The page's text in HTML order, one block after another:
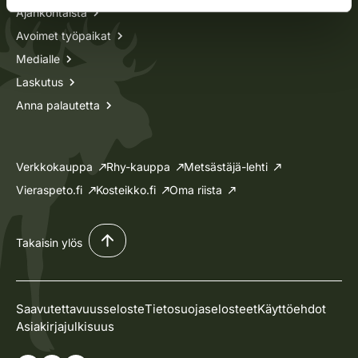
Ajankohtaista
Avoimet työpaikat
Medialle
Laskutus
Anna palautetta
Verkkokauppa Rhy-kauppa
Metsästäjä-lehti
Vieraspeto.fi
Kosteikko.fi Oma riista
Takaisin ylös
SaavutettavuusselosteTietosuojaselosteetKäyttöehdot
Asiakirjajulkisuus